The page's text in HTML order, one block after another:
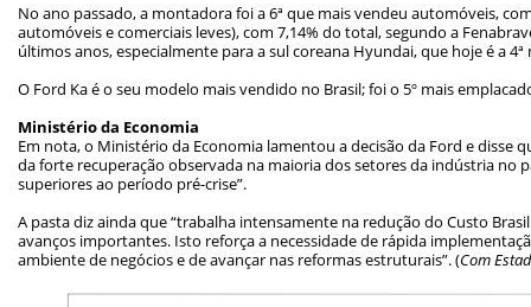
No ano passado, a montadora foi a 6ª que mais vendeu automóveis,
automóveis e comerciais leves), com 7,14% do total, segundo a
últimos anos, especialmente para a sul coreana Hyundai, que hoje é a
O Ford Ka é o seu modelo mais vendido no Brasil; foi o 5º mais
Ministério da Economia
Em nota, o Ministério da Economia lamentou a decisão da Ford e disse
da forte recuperação observada na maioria dos setores da indústria no
superiores ao período pré-crise”.
A pasta diz ainda que “trabalha intensamente na redução do Custo
avanços importantes. Isto reforça a necessidade de rápida
ambiente de negócios e de avançar nas reformas estruturais”. (Com